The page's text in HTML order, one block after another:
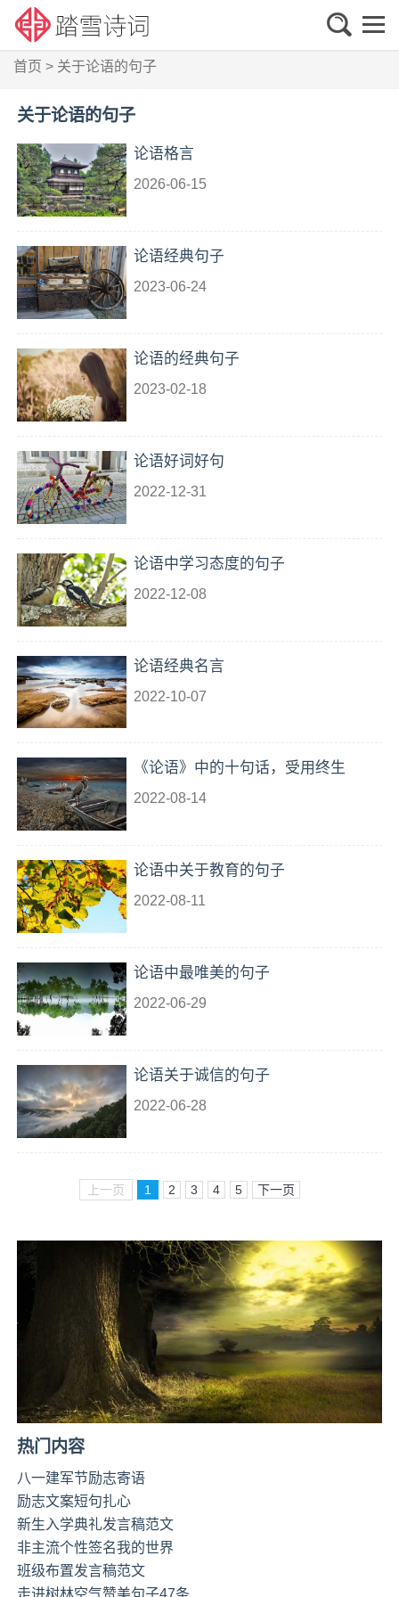
首页 > 关于论语的句子
关于论语的句子
论语格言
2026-06-15
论语经典句子
2023-06-24
论语的经典句子
2023-02-18
论语好词好句
2022-12-31
论语中学习态度的句子
2022-12-08
论语经典名言
2022-10-07
《论语》中的十句话，受用终生
2022-08-14
论语中关于教育的句子
2022-08-11
论语中最唯美的句子
2022-06-29
论语关于诚信的句子
2022-06-28
上一页 1 2 3 4 5 下一页
热门内容
八一建军节励志寄语
励志文案短句扎心
新生入学典礼发言稿范文
非主流个性签名我的世界
班级布置发言稿范文
走进树林空气赞美句子47条